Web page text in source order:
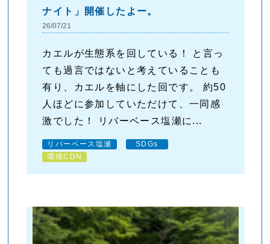
ナイト」開催したよー。
26/07/21
カエルが生態系を回している！ と言っ
ても過言ではないと考えていることも
有り、カエルを軸にした回です。 約50
人ほどに参加していただけて、一同感
激でした！ リバーベース塩瀬に...
リバーベース塩瀬
SDGs
環境CDN